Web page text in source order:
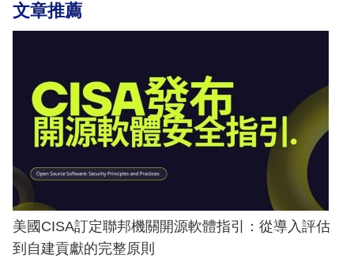
文章推薦
美國CISA訂定聯邦機關開源軟體指引：從導入評估
到自建貢獻的完整原則